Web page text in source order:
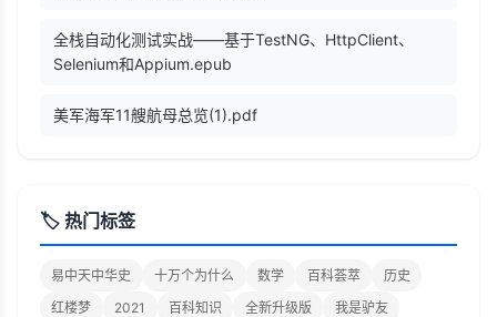
全栈自动化测试实战——基于TestNG、HttpClient、
Selenium和Appium.epub
美军海军11艘航母总览(1).pdf
🏷️ 热门标签
易中天中华史 十万个为什么 数学 百科荟萃
历史
红楼梦
2021 百科知识 全新升级版
我是驴友